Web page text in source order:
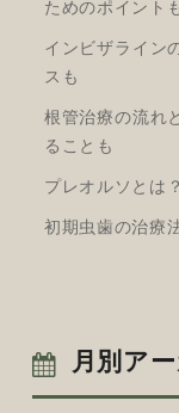
ためのポイント
インビザライン
スも
根管治療の流れ
ることも
プレオルソとは
初期虫歯の治療
月別ア